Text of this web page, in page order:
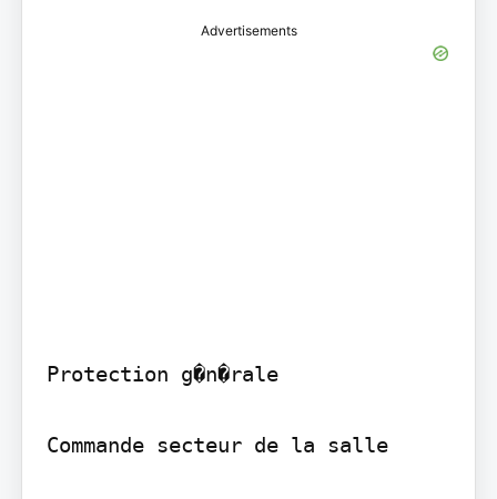
Advertisements
Protection g�n�rale
Commande secteur de la salle